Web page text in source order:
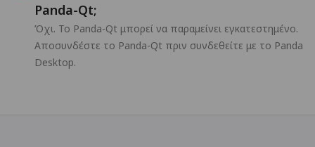
Panda-Qt;
Όχι. Το Panda-Qt μπορεί να παραμείνει εγκατεστημένο.
Αποσυνδέστε το Panda-Qt πριν συνδεθείτε με το Panda
Desktop.